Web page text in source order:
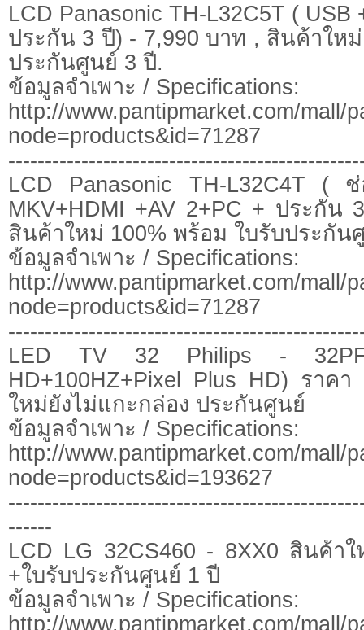
LCD Panasonic TH-L32C5T ( USB
ประกัน 3 ปี) - 7,990 บาท , สินค้าให
ประกันศูนย์ 3 ปี.
ข้อมูลจำเพาะ / Specifications:
http://www.pantipmarket.com/mall/
node=products&id=71287
LCD Panasonic TH-L32C4T (
MKV+HDMI +AV 2+PC + ประกั
สินค้าใหม่ 100% พร้อม ใบรับประกัน
ข้อมูลจำเพาะ / Specifications:
http://www.pantipmarket.com/mall/
node=products&id=71287
LED TV 32 Philips -
HD+100HZ+Pixel Plus HD) ราค
ใหม่ยังไม่แกะกล่อง ประกันศูนย์
ข้อมูลจำเพาะ / Specifications:
http://www.pantipmarket.com/mall/
node=products&id=193627
------
LCD LG 32CS460 - 8XX0 สินค้า
+ใบรับประกันศูนย์ 1 ปี
ข้อมูลจำเพาะ / Specifications:
http://www.pantipmarket.com/mall/